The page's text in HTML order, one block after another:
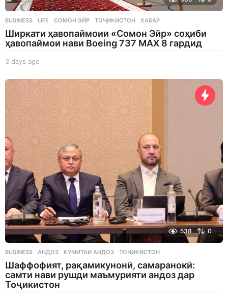
BUSINESS ,LIFE СОМОН ЭЙР ,ТОҶИКИСТОН ,ХАБАР
Ширкати ҳавопаймоии «Сомон Эйр» соҳиби
ҳавопаймои нави Boeing 737 MAX 8 гардид
3 days ago
a
538 0
BUSINESS АНДОЗ ,КУМИТАИ АНДОЗ ,ТОҶИКИСТОН
Шаффофият, рақамикунонӣ, самаранокӣ:
самти нави рушди маъмурияти андоз дар
Тоҷикистон